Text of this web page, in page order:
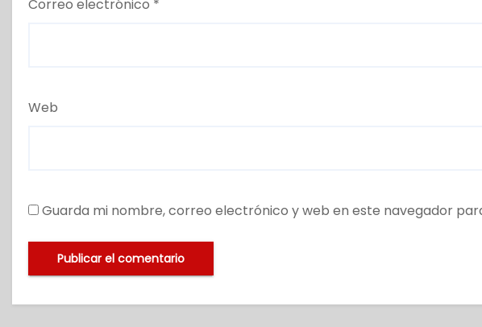
Correo electrónico *
Web
Guarda mi nombre, correo electrónico y web en este navegador